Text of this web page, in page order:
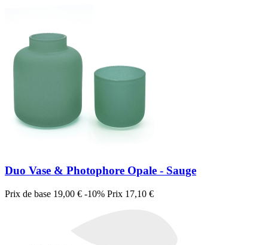
Duo Vase & Photophore Opale - Sauge
Prix de base 19,00 € -10% Prix 17,10 €